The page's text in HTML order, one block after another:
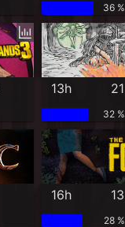
36 %
13h
32 %
16h
28 %